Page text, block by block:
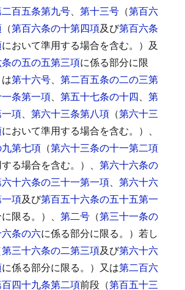
百五条第九号、 第十三号 （第百六
（第百六条の十第四項及び第百六条
において準用する場合を含む。）及
の五の五第三項に係る部分に限
第十六号、 第二百五条の二の三第
条第一項、 第五十七条の十四、 第
項、 第六十三条第八項 （第六十三
において準用する場合を含む。）、
第七項 （第六十三条の十一第二項
る場合を含む。）、 第六十六条の
十六条の三十一第一項、 第六十六
項及び第百五十六条の五十五第一
限る。）、 第二号 （第三十一条の
条の六に係る部分に限る。）若し
第三十六条の二第三項及び第六十六
に係る部分に限る。）又は第二百六
四十九条第二項前段（第百五十三